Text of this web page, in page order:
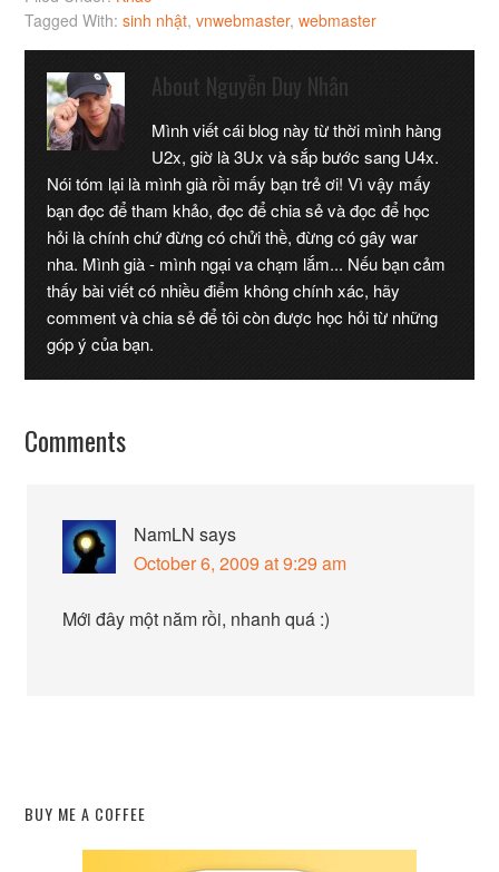
Tagged With:sinh nhật,vnwebmaster,webmaster
About Nguyễn Duy Nhân
Mình viết cái blog này từ thời mình hàng
U2x, giờ là 3Ux và sắp bước sang U4x.
Nói tóm lại là mình già rồi mấy bạn trẻ ơi! Vì vậy mấy
bạn đọc để tham khảo, đọc để chia sẻ và đọc để học
hỏi là chính chứ đừng có chửi thề, đừng có gây war
nha. Mình già - mình ngại va chạm lắm... Nếu bạn cảm
thấy bài viết có nhiều điểm không chính xác, hãy
comment và chia sẻ để tôi còn được học hỏi từ những
góp ý của bạn.
Comments
NamLN says
October 6, 2009 at 9:29 am
Mới đây một năm rồi, nhanh quá :)
BUY ME A COFFEE